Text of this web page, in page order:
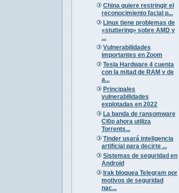
China quiere restringir el
reconocimiento facial p...
Linux tiene problemas de
«stuttering» sobre AMD y
...
Vulnerabilidades
importantes en Zoom
Tesla Hardware 4 cuenta
con la mitad de RAM y de
a...
Principales
vulnerabilidades
explotadas en 2022
La banda de ransomware
Cl0p ahora utiliza
Torrents...
Tinder usará inteligencia
artificial para decirte ...
Sistemas de seguridad en
Android
Irak bloquea Telegram por
motivos de seguridad
nac...